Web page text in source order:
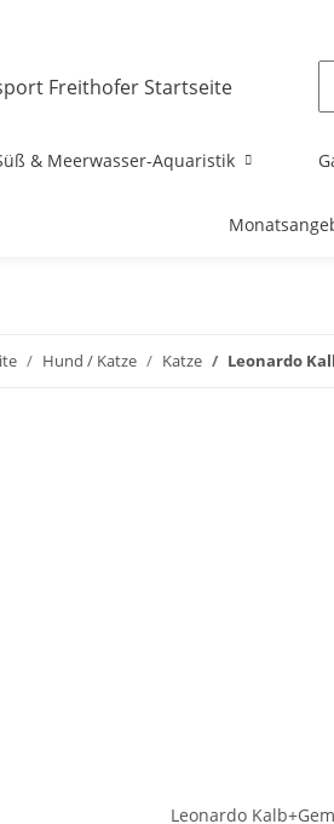
& Meerwasser-Aquaristik
Hund / Katze Katze Leonardo